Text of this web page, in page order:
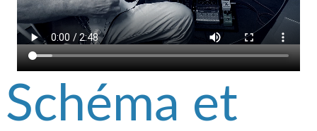
Schéma et